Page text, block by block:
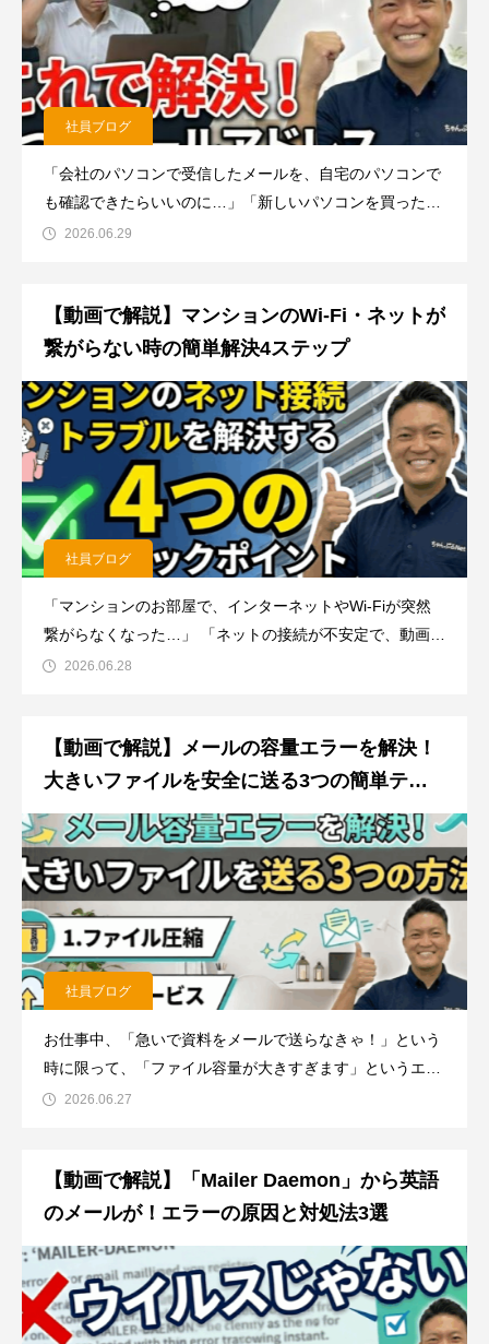
社員ブログ
「会社のパソコンで受信したメールを、自宅のパソコンで
も確認できたらいいのに…」「新しいパソコンを買ったけ
れど、念のため古いパソコンでも引き続きメールを見た
く」という設定を一つ変更
2026.06.29
【動画で解説】マンションのWi-Fi・ネットが
繋がらない時の簡単解決4ステップ
社員ブログ
「マンションのお部屋で、インターネットやWi-Fiが突然
繋がらなくなった…」 「ネットの接続が不安定で、動画が
途中で止まってしまう…」ちゃんぷるNetがインターネッ
てもらわない
2026.06.28
【動画で解説】メールの容量エラーを解決！
大きいファイルを安全に送る3つの簡単テク
ニック
社員ブログ
お仕事中、「急いで資料をメールで送らなきゃ！」という
時に限って、「ファイル容量が大きすぎます」というエラ
ーが返ってきて焦った経験はありませんか？実は、通常の
ことができるんです！今
2026.06.27
【動画で解説】「Mailer Daemon」から英語
のメールが！エラーの原因と対処法3選